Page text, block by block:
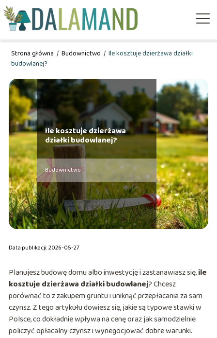
Strona główna / Budownictwo / Ile kosztuje dzierżawa działki
budowlanej?
Ile kosztuje dzierżawa
działki budowlanej?
Budownictwo
Data publikacji: 2026-05-27
Planujesz budowę domu albo inwestycję i zastanawiasz się,ile
kosztuje dzierżawa działki budowlanej? Chcesz
porównać to z zakupem gruntu i uniknąć przepłacania za sam
czynsz. Z tego artykułu dowiesz się, jakie są typowe stawki w
Polsce, co dokładnie wpływa na cenę oraz jak samodzielnie
policzyć opłacalny czynsz i wynegocjować dobre warunki.